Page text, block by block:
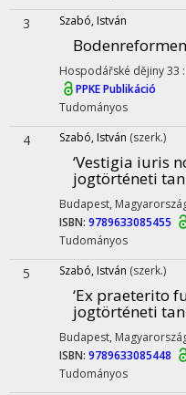
3 Szabó, István
Hospodářské dějiny33 :
PPKE Publikáció
Tudományos
4 Szabó, István (szerk.)
‘Vestigia iuris
jogtörténeti
Budapest,
ISBN: 9789633085455
Tudományos
5 Szabó, István (szerk.)
‘Ex praeterito
jogtörténeti
Budapest,
ISBN: 9789633085448
Tudományos